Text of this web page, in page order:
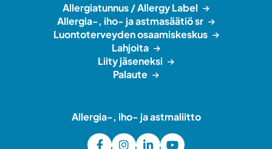
Allergiatunnus / Allergy Label
Allergia-, iho- ja astmasäätiö sr
Luontoterveyden osaamiskeskus
Lahjoita
Liity jäseneksi
Palaute
Allergia-, iho- ja astmaliitto